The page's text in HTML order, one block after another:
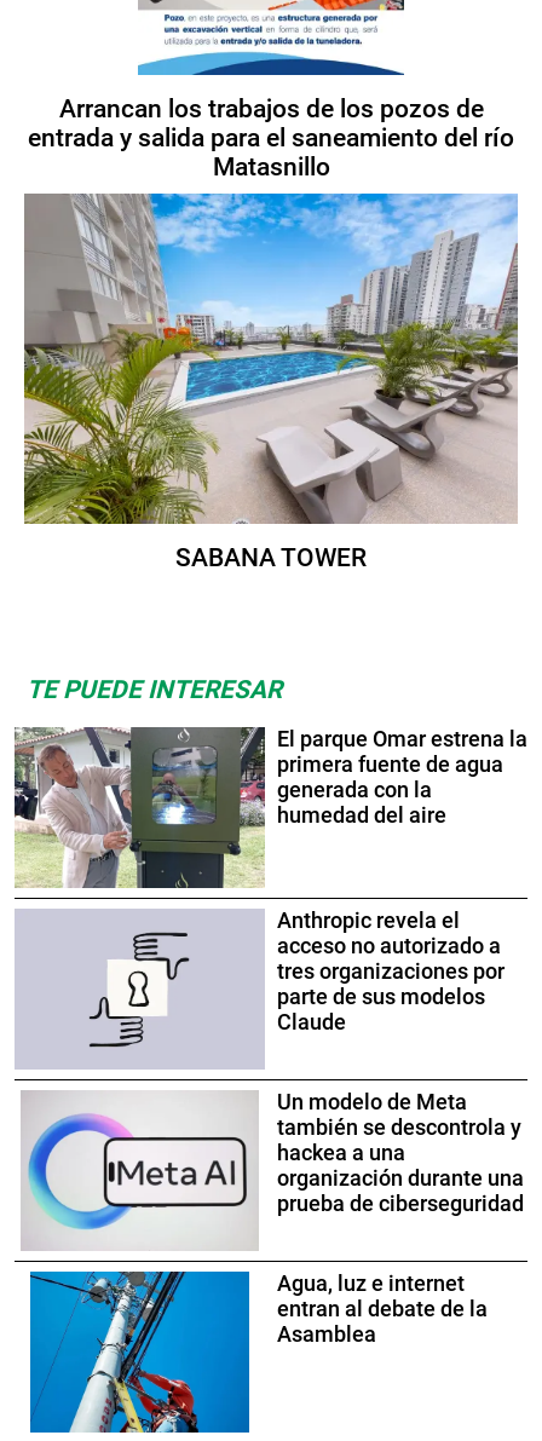
Arrancan los trabajos de los pozos de
entrada y salida para el saneamiento del río
Matasnillo
SABANA TOWER
TE PUEDE INTERESAR
El parque Omar estrena la
primera fuente de agua
generada con la
humedad del aire
Anthropic revela el
acceso no autorizado a
tres organizaciones por
parte de sus modelos
Claude
Un modelo de Meta
también se descontrola y
hackea a una
organización durante una
prueba de ciberseguridad
Agua, luz e internet
entran al debate de la
Asamblea